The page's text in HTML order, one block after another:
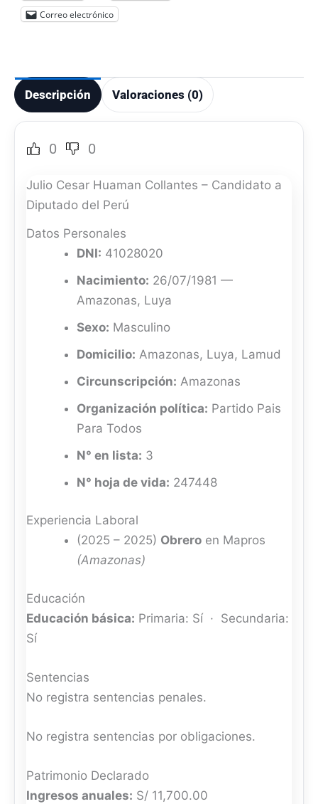
Correo electrónico
Descripción Valoraciones (0)
0 0
Julio Cesar Huaman Collantes – Candidato a
Diputado del Perú
Datos Personales
DNI: 41028020
Nacimiento: 26/07/1981 —
Amazonas, Luya
Sexo: Masculino
Domicilio: Amazonas, Luya, Lamud
Circunscripción: Amazonas
Organización política: Partido Pais
Para Todos
N° en lista: 3
N° hoja de vida: 247448
Experiencia Laboral
(2025 – 2025) Obrero en Mapros
(Amazonas)
Educación
Educación básica: Primaria: Sí · Secundaria:
Sí
Sentencias
No registra sentencias penales.
No registra sentencias por obligaciones.
Patrimonio Declarado
Ingresos anuales: S/ 11,700.00